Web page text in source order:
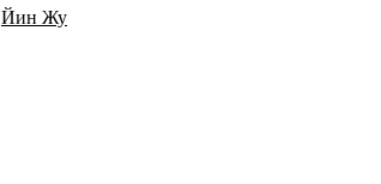
Йин Жу